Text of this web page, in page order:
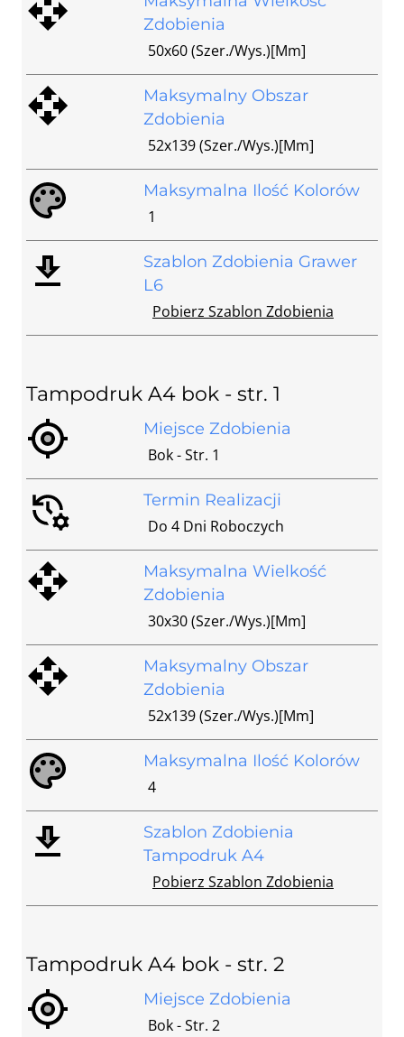
Zdobienia
50x60 (szer./wys.)[mm]
Maksymalny Obszar
Zdobienia
52x139 (szer./wys.)[mm]
Maksymalna Ilość Kolorów
1
Szablon Zdobienia Grawer
L6
Pobierz Szablon Zdobienia
Tampodruk A4 bok - str. 1
Miejsce Zdobienia
Bok - Str. 1
Termin Realizacji
Do 4 Dni Roboczych
Maksymalna Wielkość
Zdobienia
30x30 (szer./wys.)[mm]
Maksymalny Obszar
Zdobienia
52x139 (szer./wys.)[mm]
Maksymalna Ilość Kolorów
4
Szablon Zdobienia
Tampodruk A4
Pobierz Szablon Zdobienia
Tampodruk A4 bok - str. 2
Miejsce Zdobienia
Bok - Str. 2